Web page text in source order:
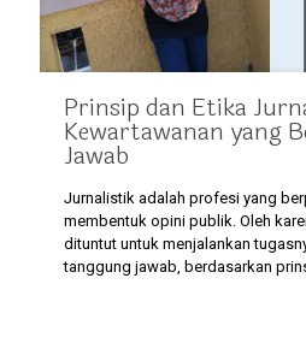
Prinsip dan Etika
Kewartawanan yang
Jawab
Jurnalistik adalah profesi yang
membentuk opini publik. Oleh
dituntut untuk menjalankan
tanggung jawab, berdasarkan